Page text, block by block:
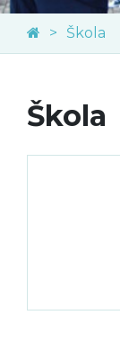
Škola
Škola